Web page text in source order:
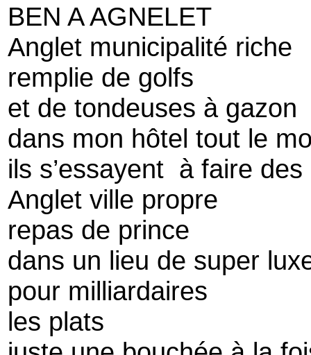
BEN A AGNELET
Anglet municipalité riche
remplie de golfs
et de tondeuses à gazon
dans mon hôtel tout le
ils s’essayent à faire
Anglet ville propre
repas de prince
dans un lieu de super
pour milliardaires
les plats